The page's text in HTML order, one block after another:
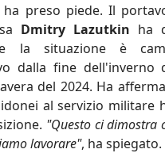
ha preso piede. Il
Dmitry Lazutkin ha
la situazione è
dalla fine dell'inverno
del 2024. Ha
al servizio militare
"Questo ci dimostra
lavorare", ha spiegato.